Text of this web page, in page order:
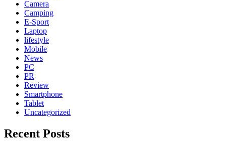
Camera
Camping
E-Sport
Laptop
lifestyle
Mobile
News
PC
PR
Review
Smartphone
Tablet
Uncategorized
Recent Posts